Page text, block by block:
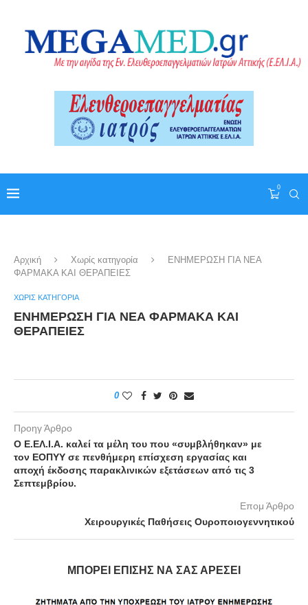
0
Αρχική Χωρίς κατηγορία
ΕΝΗΜΕΡΩΣΗ ΓΙΑ ΝΕΑ
ΦΑΡΜΑΚΑ ΚΑΙ ΘΕΡΑΠΕΙΕΣ
ΧΩΡΊΣ ΚΑΤΗΓΟΡΊΑ
ΕΝΗΜΕΡΩΣΗ ΓΙΑ ΝΕΑ ΦΑΡΜΑΚΑ ΚΑΙ
ΘΕΡΑΠΕΙΕΣ
0
Προηγ Άρθρο
Ο Ε.ΕΛ.Ι.Α. καλεί τα μέλη του που «συμβλήθηκαν» με
τον ΕΟΠΥΥ σε πενθήμερη επίσχεση εργασίας και
αποχή έκδοσης παρακλινικών εξετάσεων από τις 3
Σεπτεμβρίου.
Επομ Άρθρο
Χειρουργικές Παθήσεις Ουροποιογεννητικού
ΜΠΟΡΕΊ ΕΠΊΣΗΣ ΝΑ ΣΑΣ ΑΡΈΣΕΙ